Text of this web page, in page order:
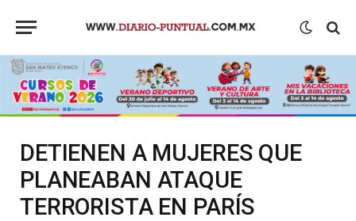
DETIENEN A MUJERES QUE
PLANEABAN ATAQUE
TERRORISTA EN PARÍS